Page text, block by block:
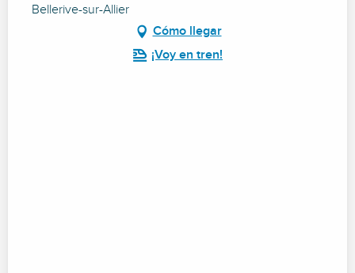
Bellerive-sur-Allier
Cómo llegar
¡Voy en tren!